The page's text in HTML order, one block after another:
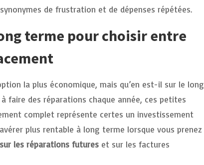
de frustration et de dépenses répétées.
terme pour choisir entre
la plus économique, mais qu’en est-il sur le long
faire des réparations chaque année, ces petites
complet représente certes un investissement
plus rentable à long terme lorsque vous prenez
les réparations futures et sur les factures